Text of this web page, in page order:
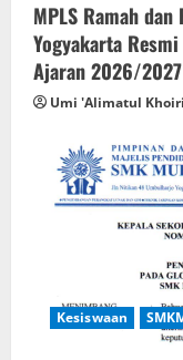
MPLS Ramah dan
Yogyakarta
Ajaran 2026/2027
Umi 'Alimatul
Kesiswaan